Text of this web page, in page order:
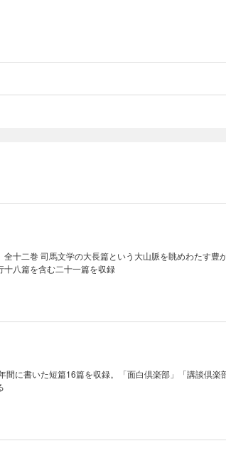
十二巻 司馬文学の大長篇という大山脈を眺めわたす豊
八篇を含む二十一篇を収録
に書いた短篇16篇を収録。「面白倶楽部」「講談倶楽